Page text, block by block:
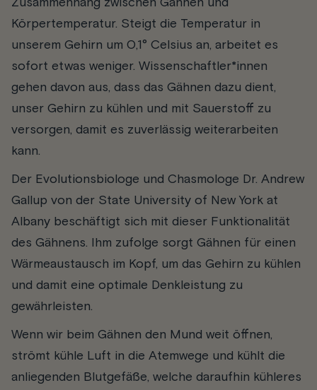
Zusammenhang zwischen Gähnen und
Körpertemperatur. Steigt die Temperatur in
unserem Gehirn um 0,1° Celsius an, arbeitet es
sofort etwas weniger. Wissenschaftler*innen
gehen davon aus, dass das Gähnen dazu dient,
unser Gehirn zu kühlen und mit Sauerstoff zu
versorgen, damit es zuverlässig weiterarbeiten
kann.
Der Evolutionsbiologe und Chasmologe Dr. Andrew
Gallup von der State University of New York at
Albany beschäftigt sich mit dieser Funktionalität
des Gähnens. Ihm zufolge sorgt Gähnen für einen
Wärmeaustausch im Kopf, um das Gehirn zu kühlen
und damit eine optimale Denkleistung zu
gewährleisten.
Wenn wir beim Gähnen den Mund weit öffnen,
strömt kühle Luft in die Atemwege und kühlt die
anliegenden Blutgefäße, welche daraufhin kühleres